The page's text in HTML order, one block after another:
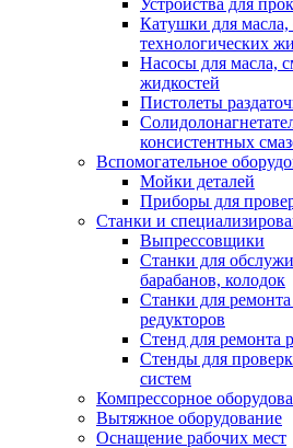
Устройства для
Катушки для масла,
технологических
Насосы для масла,
жидкостей
Пистолеты
консистентных
Вспомогательное
Мойки деталей
Приборы для
Станки и
Выпрессовщики
Станки для
барабанов, колодок
Станки для
редукторов
Стенд для ремонта
Стенды для
систем
Компрессорное
Вытяжное оборудование
Оснащение рабочих мест